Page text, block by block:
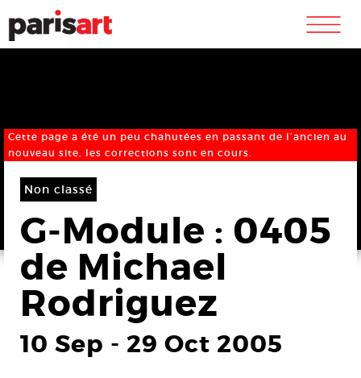
m
Cette page a été un peu chahutées en passant de l’ancien au
nouveau site, les corrections sont en cours.
Non classé
G-Module : 0405
de Michael
Rodriguez
10 Sep - 29 Oct 2005